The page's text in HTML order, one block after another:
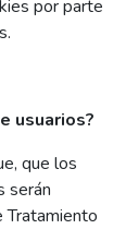
por parte
usuarios?
que los
serán